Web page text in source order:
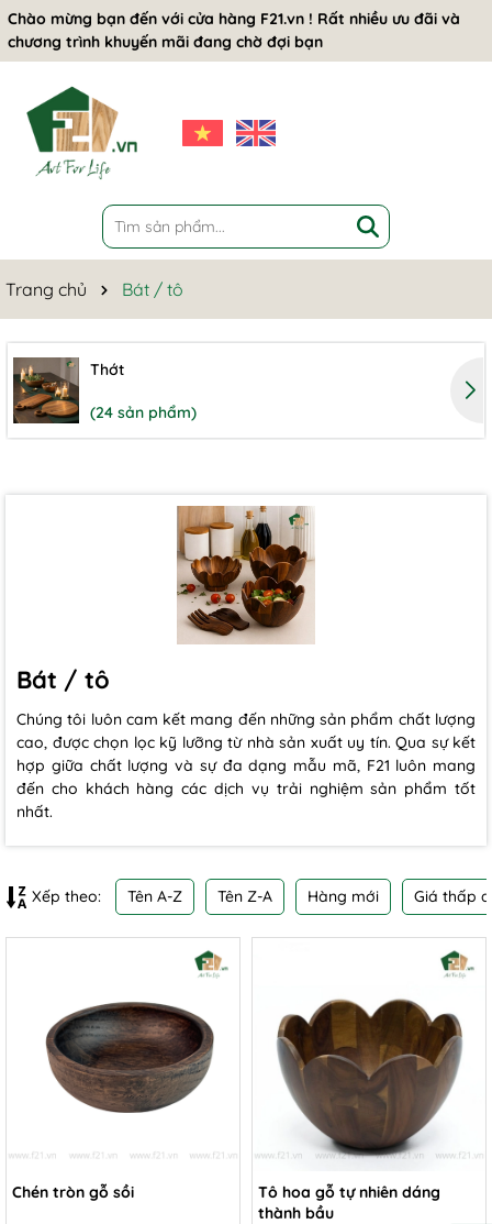
Chào mừng bạn đến với cửa hàng F21.vn ! Rất nhiều ưu đãi và
chương trình khuyến mãi đang chờ đợi bạn
Trang chủ Bát / tô
Thớt
(24 sản phẩm)
Bát / tô
Chúng tôi luôn cam kết mang đến những sản phẩm chất lượng
cao, được chọn lọc kỹ lưỡng từ nhà sản xuất uy tín. Qua sự kết
hợp giữa chất lượng và sự đa dạng mẫu mã, F21 luôn mang
đến cho khách hàng các dịch vụ trải nghiệm sản phẩm tốt
nhất.
Xếp theo: Tên A-Z Tên Z-A Hàng mới Giá thấp
Chén tròn gỗ sồi
Tô hoa gỗ tự nhiên dáng
thành bầu